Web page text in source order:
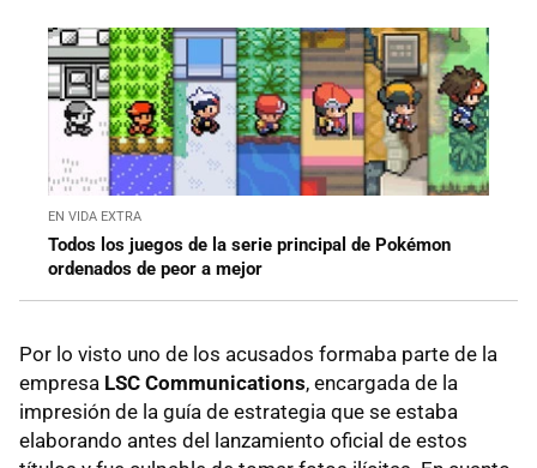
EN VIDA EXTRA
Todos los juegos de la serie principal de Pokémon
ordenados de peor a mejor
Por lo visto uno de los acusados formaba parte de la
empresa LSC Communications, encargada de la
impresión de la guía de estrategia que se estaba
elaborando antes del lanzamiento oficial de estos